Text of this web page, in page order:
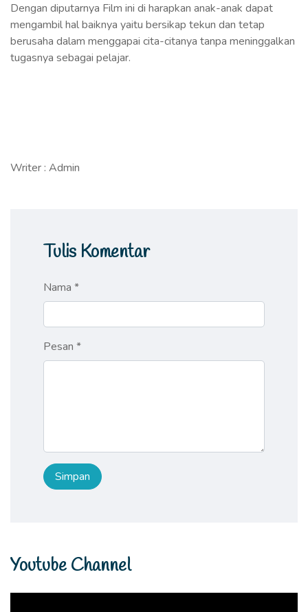
Dengan diputarnya Film ini di harapkan anak-anak dapat
mengambil hal baiknya yaitu bersikap tekun dan tetap
berusaha dalam menggapai cita-citanya tanpa meninggalkan
tugasnya sebagai pelajar.
Writer : Admin
Tulis Komentar
Nama *
Pesan *
Youtube Channel